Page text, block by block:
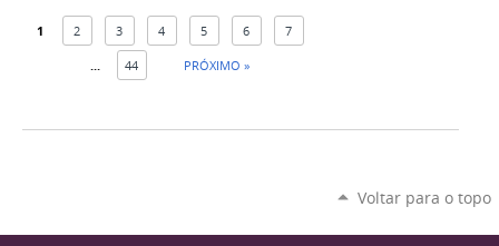
1 2 3 4 5 6 7
44 PRÓXIMO »
Voltar para o topo